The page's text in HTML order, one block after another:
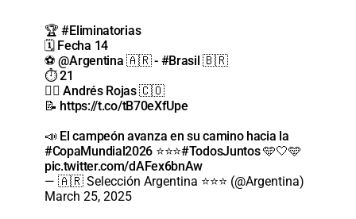
🏆#Eliminatorias
🗓 Fecha 14
⚽️@Argentina 🇦🇷 - #Brasil 🇧🇷
⏱ 21
🧑‍⚖️ Andrés Rojas 🇨🇴
📝 https://t.co/tB70eXfUpe
📣 El campeón avanza en su camino hacia la
#CopaMundial2026 ⭐⭐⭐#TodosJuntos🩵🤍🩵
pic.twitter.com/dAFex6bnAw
— 🇦🇷 Selección Argentina ⭐⭐⭐ (@Argentina)
March 25, 2025